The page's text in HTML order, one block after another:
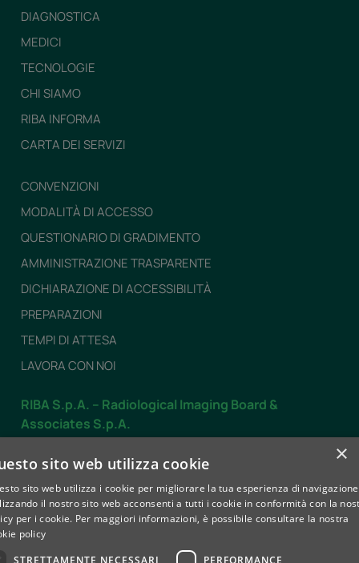
DIAGNOSTICA
MEDICI
TECNOLOGIE
CHI SIAMO
RIBA INFORMA
CARTA DEI SERVIZI
CONVENZIONI
MODALITÀ DI ACCESSO
QUESTIONARIO DI GRADIMENTO
AMMINISTRAZIONE TRASPARENTE
DICHIARAZIONE DI ACCESSIBILITÀ
PREPARAZIONI
TEMPI DI ATTESA
LAVORA CON NOI
RIBA S.p.A. – Radiological Imaging Board &
Associates S.p.A.
dalle 7.30 alle 19.30
SABATO
dalle 8.00 alle 12.30
Contatti
×
sito web utilizza cookie
sito web utilizza i cookie per migliorare la tua esperienza di
il nostro sito web acconsenti a tutti i cookie in conformità con la
per i cookie. Per maggiori informazioni, è possibile consultare la nostra
policy
STRETTAMENTE NECESSARI
PERFORMANCE